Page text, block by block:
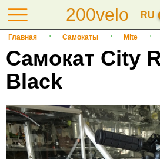
200velo RU
Главная Самокаты Mite
Самокат City
Black